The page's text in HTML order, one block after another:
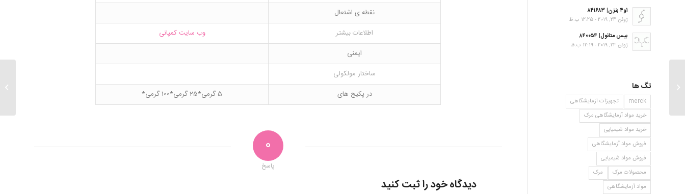
نقطه ی اشتعال
اطلاعات بیشتر
وب سایت کمپانی
ایمنی
ساختار مولکولی
در پکیج های
5 گرمی*25 گرمی*100 گرمی*
0
پاسخ
دیدگاه خود را ثبت کنید
۱و۴ بنزن| ۸۴۱۶۸۳
ژوئن 24, 2019 - 12:25 ب.ظ
بیس متانول| ۸۴۰۰۵۴
ژوئن 24, 2019 - 12:19 ب.ظ
تگ ها
merck
تجهیزات ازمایشگاهی
خرید مواد آزمایشگاهی مرک
خرید مواد شیمیایی
فروش مواد آزمایشگاهی
فروش مواد شیمیایی
محصولات مرک
مرک
مواد آزمایشگاهی